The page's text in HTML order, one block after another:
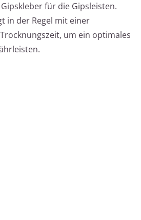
für die Gipsleisten.
in der Regel mit einer
um ein optimales